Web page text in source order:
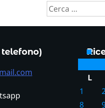
Ricerca
per:
L
1
8